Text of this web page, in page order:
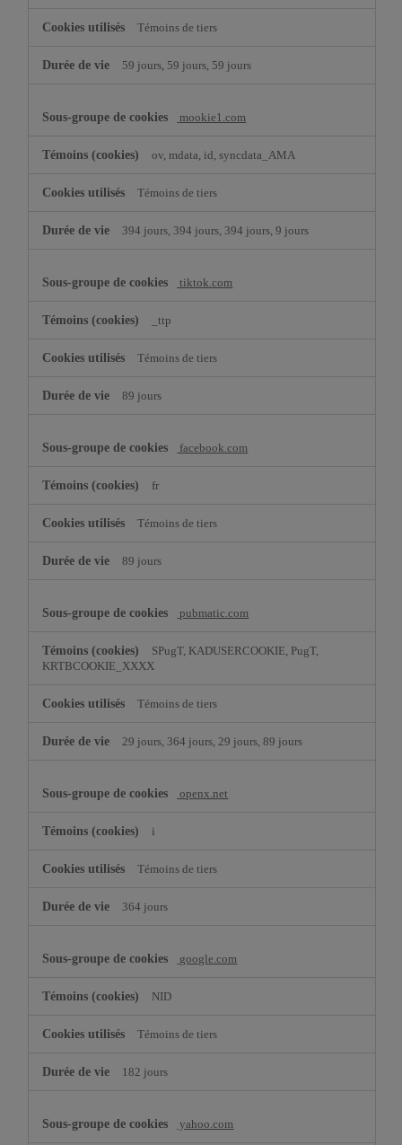
Témoins de tiers
59 jours, 59 jours, 59 jours
mookie1.com
ov, mdata, id, syncdata_AMA
Témoins de tiers
394 jours, 394 jours, 394 jours, 9 jours
tiktok.com
_ttp
Témoins de tiers
89 jours
facebook.com
fr
Témoins de tiers
89 jours
pubmatic.com
SPugT, KADUSERCOOKIE, PugT,
KRTBCOOKIE_XXXX
Témoins de tiers
29 jours, 364 jours, 29 jours, 89 jours
openx.net
i
Témoins de tiers
364 jours
google.com
NID
Témoins de tiers
182 jours
yahoo.com